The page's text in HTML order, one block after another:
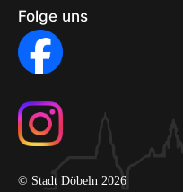
Folge uns
© Stadt Döbeln 2026